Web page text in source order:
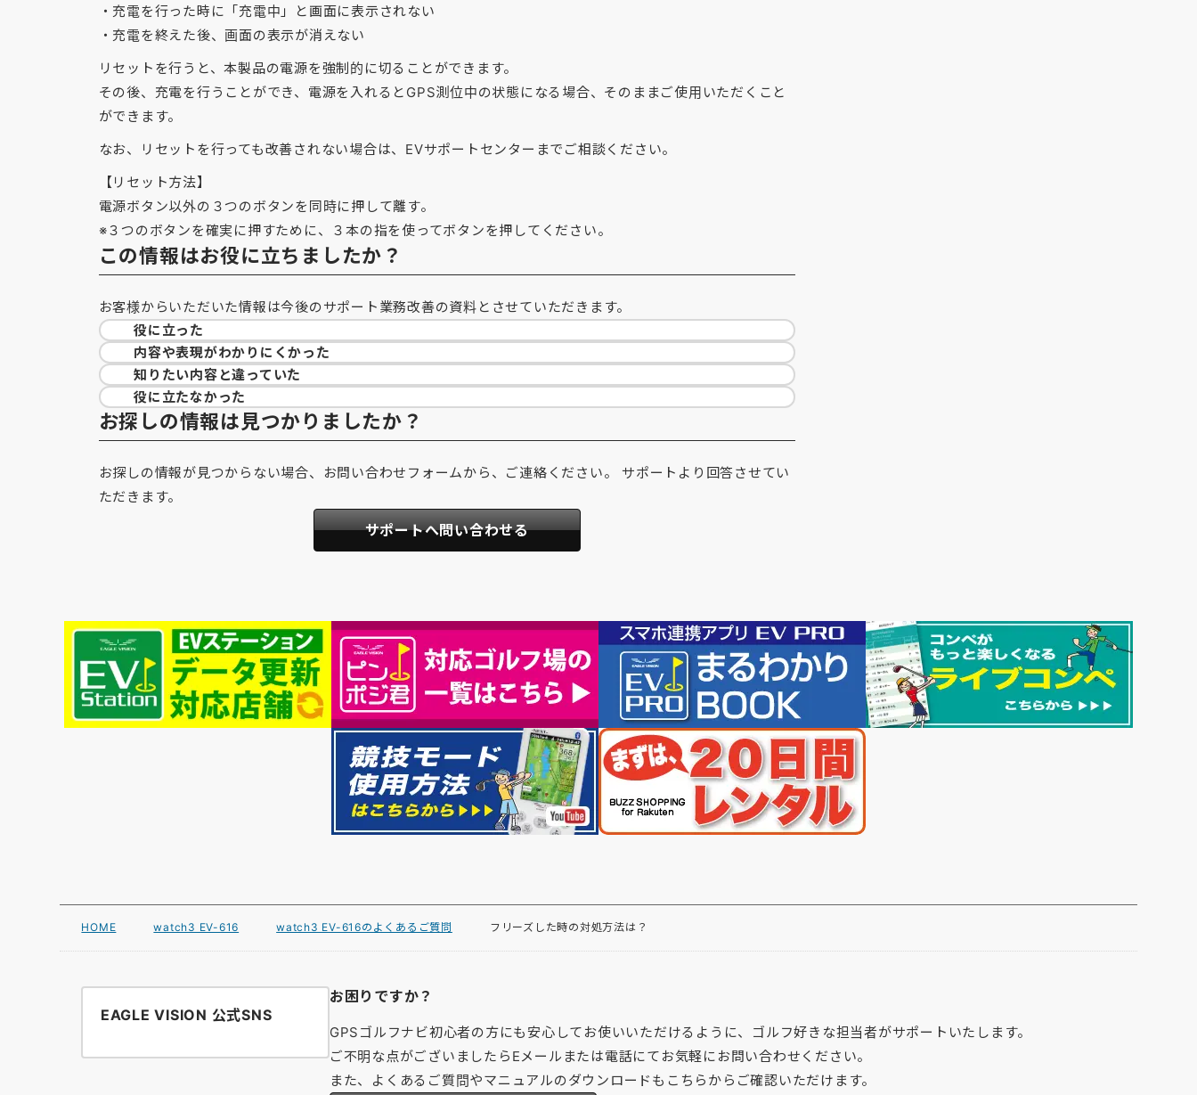
・充電を行った時に「充電中」と画面に表示されない
・充電を終えた後、画面の表示が消えない
リセットを行うと、本製品の電源を強制的に切ることができます。
その後、充電を行うことができ、電源を入れるとGPS測位中の状態になる場合、そのままご使用いただくこと
ができます。
なお、リセットを行っても改善されない場合は、EVサポートセンターまでご相談ください。
【リセット方法】
電源ボタン以外の３つのボタンを同時に押して離す。
※３つのボタンを確実に押すために、３本の指を使ってボタンを押してください。
この情報はお役に立ちましたか？
お客様からいただいた情報は今後のサポート業務改善の資料とさせていただきます。
役に立った
内容や表現がわかりにくかった
知りたい内容と違っていた
役に立たなかった
お探しの情報は見つかりましたか？
お探しの情報が見つからない場合、お問い合わせフォームから、ご連絡ください。 サポートより回答させてい
ただきます。
サポートへ問い合わせる
HOME watch3 EV-616 watch3 EV-616のよくあるご質問 フリーズした時の対処方法は？
EAGLE VISION 公式SNS
お困りですか？
GPSゴルフナビ初心者の方にも安心してお使いいただけるように、ゴルフ好きな担当者がサポートいたします。
ご不明な点がございましたらEメールまたは電話にてお気軽にお問い合わせください。
また、よくあるご質問やマニュアルのダウンロードもこちらからご確認いただけます。